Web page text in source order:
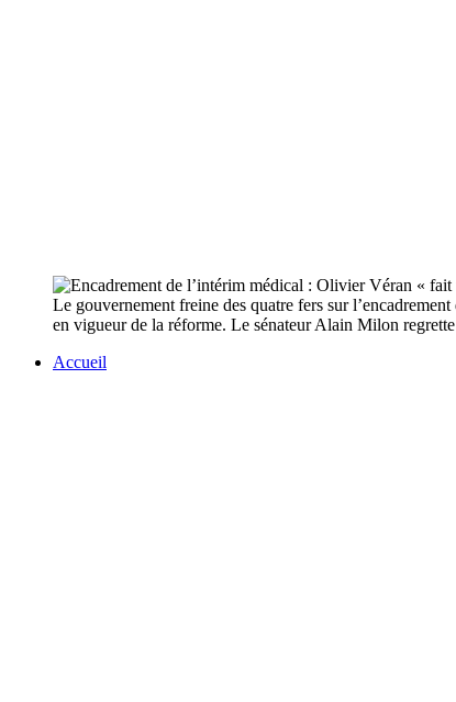
Le gouvernement freine des quatre fers sur
en vigueur de la réforme. Le sénateur Alain Milon
Accueil